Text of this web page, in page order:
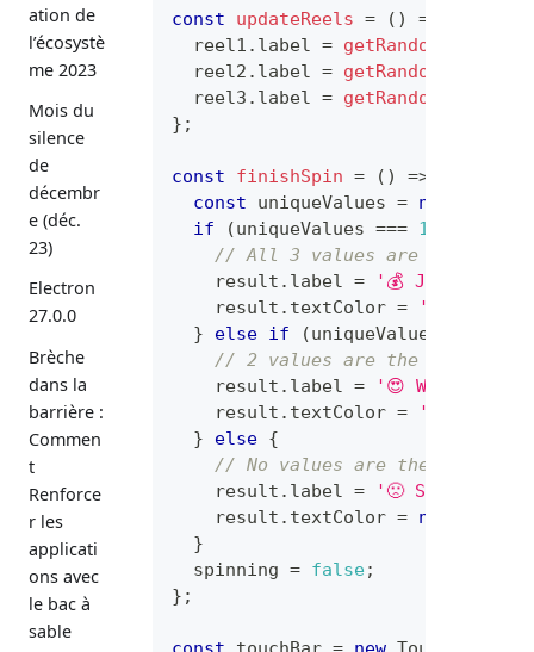
ation de
l’écosystè
me 2023
Mois du
silence
de
décembr
e (déc.
23)
Electron
27.0.0
Brèche
dans la
barrière :
Commen
t
Renforce
r les
applicati
ons avec
le bac à
sable
const updateReels = ( ) =>
  reel1
. label = getRandomValue
  reel2
. label = getRandomValue
  reel3
. label = getRandomValue
} ;
const finishSpin = ( ) =>
const uniqueValues = new
if
(uniqueValues === 1
// All 3 values are the same
    result
. label = '💰 Jackpot!'
    result
. textColor = '#FDFF00'
}
else if (uniqueValues
// 2 values are the same
    result
. label = '😍 Winner!'
    result
. textColor = '#FDFF00'
}
else {
// No values are the same
    result
. label = '🙁 Spin Again'
    result
. textColor = null
}
  spinning
= false;
} ;